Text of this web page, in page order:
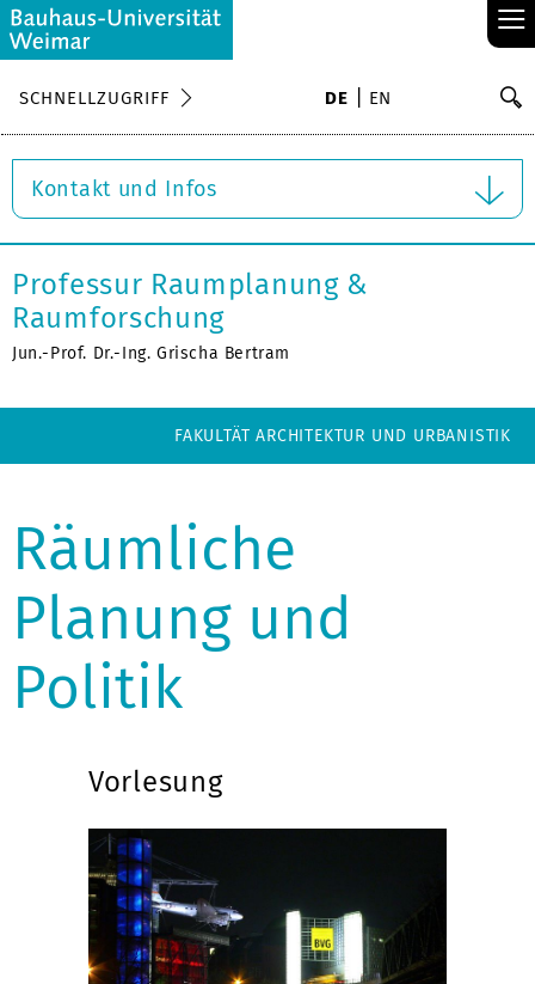
≡
SCHNELLZUGRIFF DE EN
Kontakt und Infos
Professur Raumplanung &
Raumforschung
Jun.-Prof. Dr.-Ing. Grischa Bertram
FAKULTÄT ARCHITEKTUR UND URBANISTIK
Räumliche
Planung und
Politik
Vorlesung